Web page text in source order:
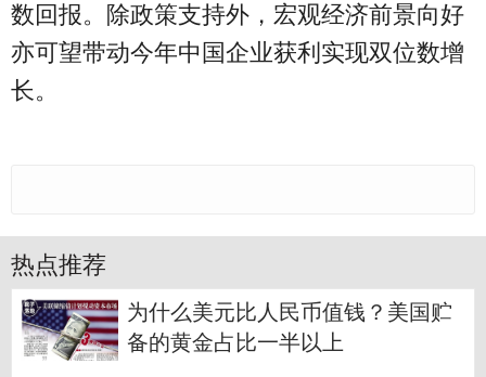
数回报。除政策支持外，宏观经济前景向好
亦可望带动今年中国企业获利实现双位数增
长。
热点推荐
为什么美元比人民币值钱？美国贮
备的黄金占比一半以上